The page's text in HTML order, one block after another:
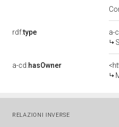
rdf:type
a-
a-cd:hasOwner
RELAZIONI INVERSE